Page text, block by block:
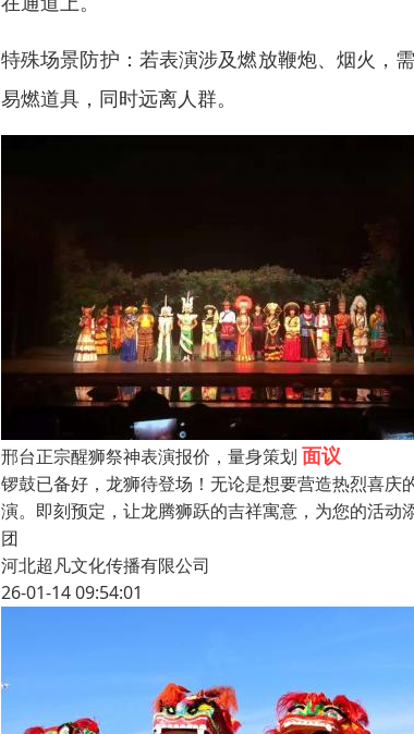
特殊场景防护：若表演涉及燃放鞭炮、烟火，
易燃道具，同时远离人群。
邢台正宗醒狮祭神表演报价，量身策划 面议
锣鼓已备好，龙狮待登场！无论是想要营造热烈喜
演。即刻预定，让龙腾狮跃的吉祥寓意，为您的活
团
河北超凡文化传播有限公司
26-01-14 09:54:01